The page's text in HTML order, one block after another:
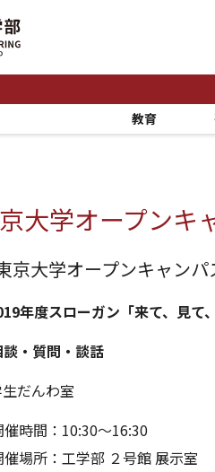
教育
大学オープンキ
京大学オープンキャン
年度スローガン「来て、見て
・質問・談話
生だんわ室
催時間：10:30〜16:30
催場所：工学部 ２号館 展示室